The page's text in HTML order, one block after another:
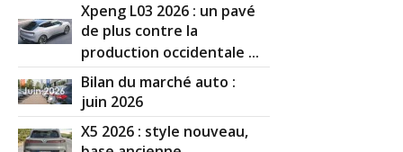
Xpeng L03 2026 : un pavé
de plus contre la
production occidentale ...
Bilan du marché auto :
juin 2026
X5 2026 : style nouveau,